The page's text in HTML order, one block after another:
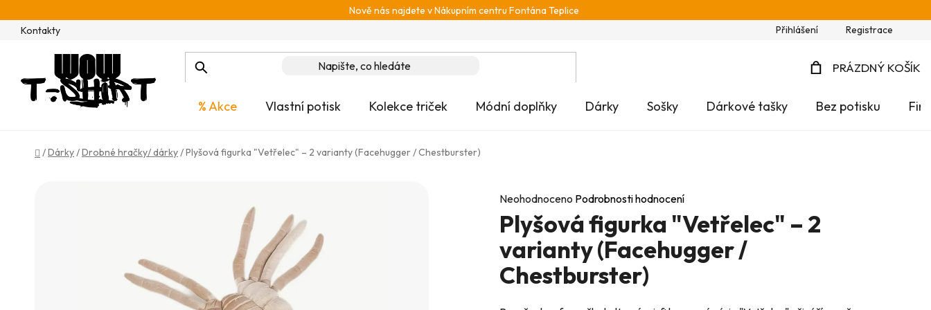
na
obsah
Nově nás najdete v Nákupním centru Fontána Teplice
Kontakty
Přihlášení Registrace
PRÁZDNÝ KOŠÍK
% Akce Vlastní potisk Kolekce triček Módní doplňky Dárky Sošky Dárkové tašky Bez potisku
Domů
/Dárky/Drobné hračky/ dárky/Plyšová figurka "Vetřelec" – 2 varianty (Facehugger / Chestburster)
Průměrné
hodnocení
produktu
je
0,0
Neohodnoceno Podrobnosti hodnocení
Plyšová figurka "Vetřelec" – 2
varianty (Facehugger /
Chestburster)